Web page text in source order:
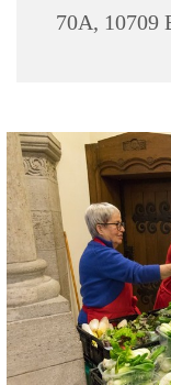
70A, 10709